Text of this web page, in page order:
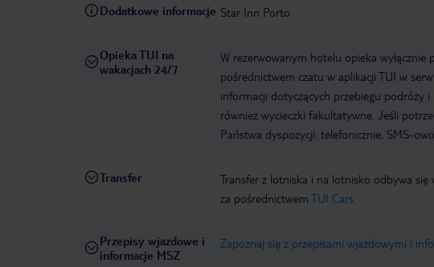
Dodatkowe informacje Star Inn Porto
Opieka TUI na
wakacjach 24/7
W rezerwowanym hotelu opieka wyłącznie
pośrednictwem czatu w aplikacji TUI w
informacji dotyczących przebiegu podróży
również wycieczki fakultatywne. Jeśli
Państwa dyspozycji: telefonicznie, SMS-
Transfer
Transfer z lotniska i na lotnisko odbywa się
za pośrednictwem TUI Cars
Przepisy wjazdowe i
informacje MSZ
Zapoznaj się z przepisami wjazdowymi i